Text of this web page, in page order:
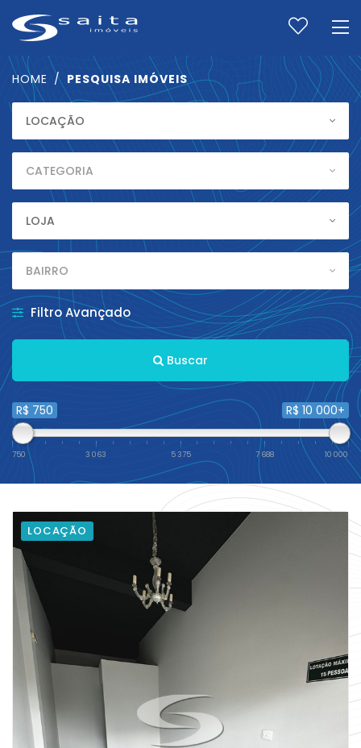
HOME PESQUISA IMÓVEIS
FINALIDADE
LOCAÇÃO
CATEGORIA
LOJA
BAIRRO
CHAVEFiltro Avançado
Buscar
R$ 750 R$ 10 000+
750 3 063 5 375 7 688 10 000
LOCAÇÃO